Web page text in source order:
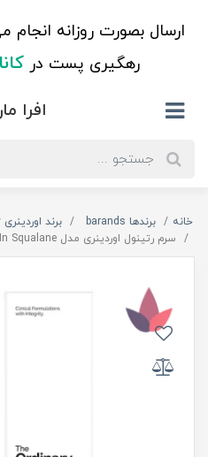
ارسال بصورت روزانه
رهگیری پست در
افرا
خانه برندها barands
برند اوردینری Ordinary
سرم رتینول اوردینری مدل Retinol 0.5% In Squalane حجم ۳۰ میل(اصل)